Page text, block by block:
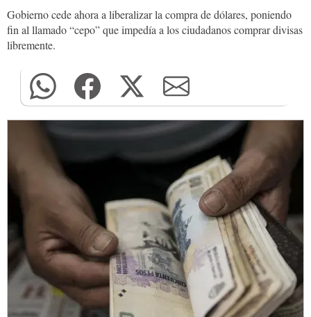
Gobierno cede ahora a liberalizar la compra de dólares, poniendo
fin al llamado “cepo” que impedía a los ciudadanos comprar divisas
libremente.